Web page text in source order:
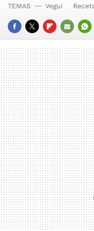
FACEBOOK
TWITTERFLIPBOARD
E-
MAIL
TEMAS Vegui